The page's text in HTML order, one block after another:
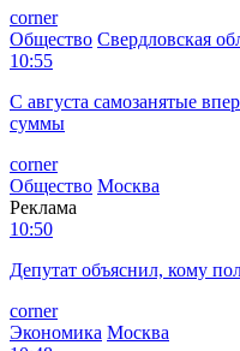
corner
Общество Свердловская
10:55
С августа самозанятые
суммы
corner
Общество Москва
Реклама
10:50
Депутат объяснил, кому
corner
Экономика Москва